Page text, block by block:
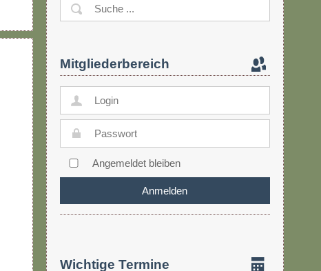
Mitgliederbereich
Angemeldet bleiben
Wichtige Termine